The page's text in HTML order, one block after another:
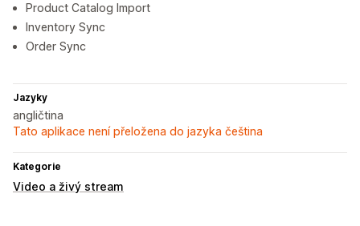
Product Catalog Import
Inventory Sync
Order Sync
Jazyky
angličtina
Tato aplikace není přeložena do jazyka čeština
Kategorie
Video a živý stream